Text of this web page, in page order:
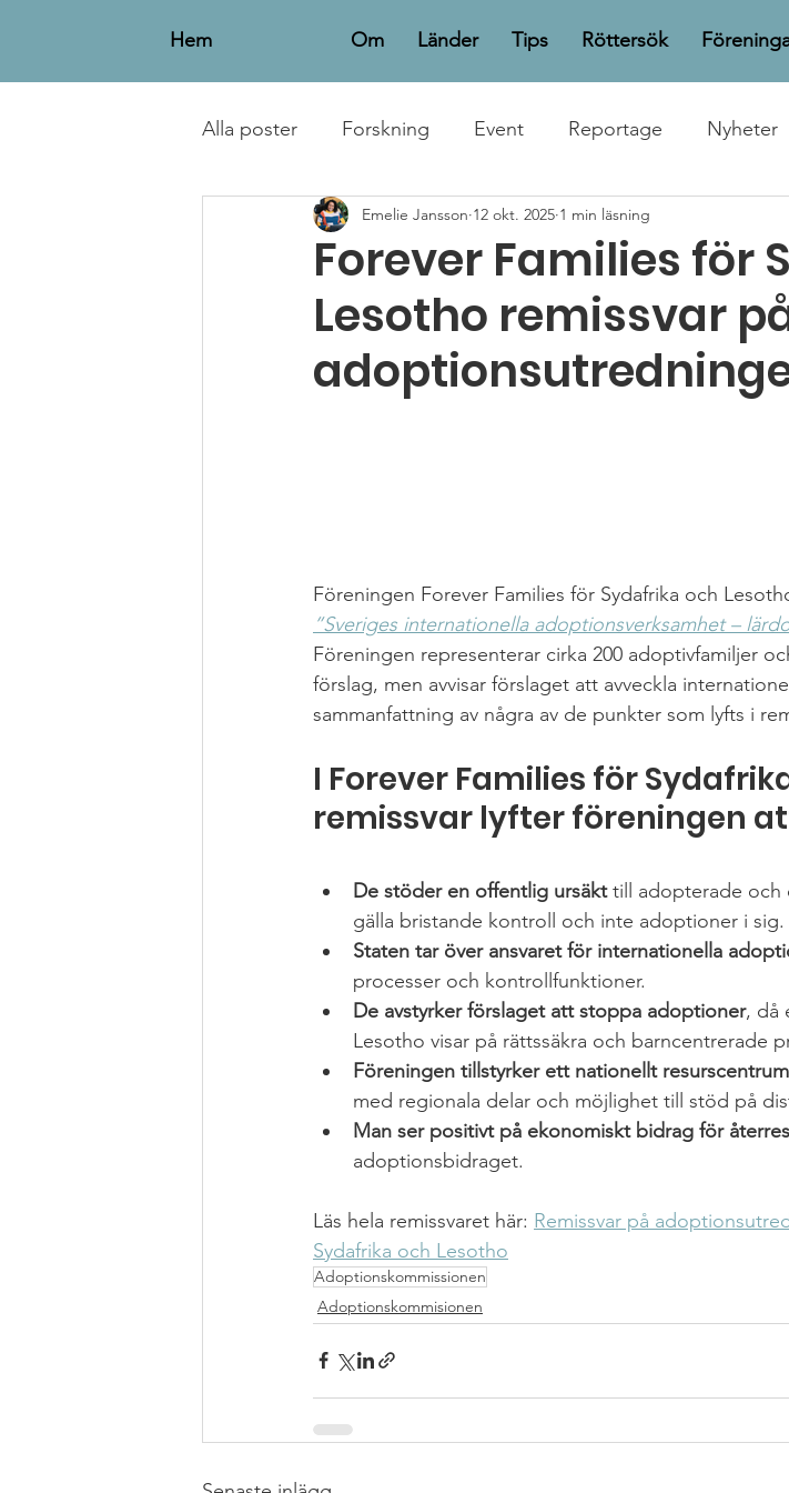
Hem Om Länder Tips Röttersök
Alla poster Forskning Event Reportage Nyheter
Personliga Berättelser
Forever Families för
Lesotho remissvar
Emelie Jansson 12 okt. 2025 1 min läsning
Föreningen Forever Families för Sydafrika och
”Sveriges internationella adoptionsverksamhet –
Föreningen representerar cirka 200 adoptivfamiljer
förslag, men avvisar förslaget att avveckla
sammanfattning av några av de punkter som lyfts i
I Forever Families för
remissvar lyfter föreningen
De stöder en offentlig ursäkt till adopterade och
gälla bristande kontroll och inte adoptioner i sig.
Staten tar över ansvaret för internationella
processer och kontrollfunktioner.
De avstyrker förslaget att stoppa adoptioner, då
Lesotho visar på rättssäkra och barncentrerade
Föreningen tillstyrker ett nationellt resurscentrum
med regionala delar och möjlighet till stöd på
Man ser positivt på ekonomiskt bidrag för
adoptionsbidraget.
Läs hela remissvaret här: Remissvar på
Sydafrika och Lesotho
Adoptionskommissionen
Adoptionskommisionen